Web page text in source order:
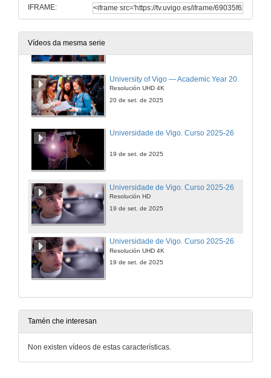
IFRAME:
Vídeos da mesma serie
Resolución UHD 4K
20 de set. de 2025
Universidade de Vigo. Curso 2025-26
19 de set. de 2025
Universidade de Vigo. Curso 2025-26
Resolución HD
19 de set. de 2025
Universidade de Vigo. Curso 2025-26
Resolución UHD 4K
19 de set. de 2025
Tamén che interesan
Non existen vídeos de estas características.